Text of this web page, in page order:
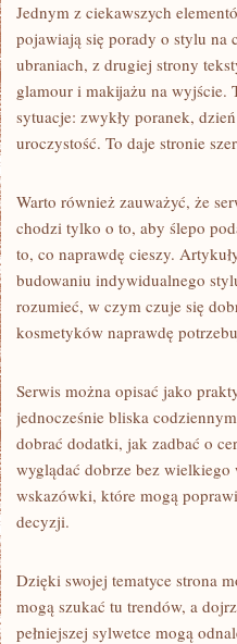
Jednym z ciekawszych
pojawiają się porady o stylu na
ubraniach, z drugiej strony
glamour i makijażu na wyjście.
sytuacje: zwykły poranek,
uroczystość. To daje stronie
Warto również zauważyć, że
chodzi tylko o to, aby ślepo
to, co naprawdę cieszy.
budowaniu indywidualnego
rozumieć, w czym czuje się
kosmetyków naprawdę
Serwis można opisać jako
jednocześnie bliska
dobrać dodatki, jak zadbać o
wyglądać dobrze bez wielkiego
wskazówki, które mogą
decyzji.
Dzięki swojej tematyce strona
mogą szukać tu trendów, a
pełniejszej sylwetce mogą